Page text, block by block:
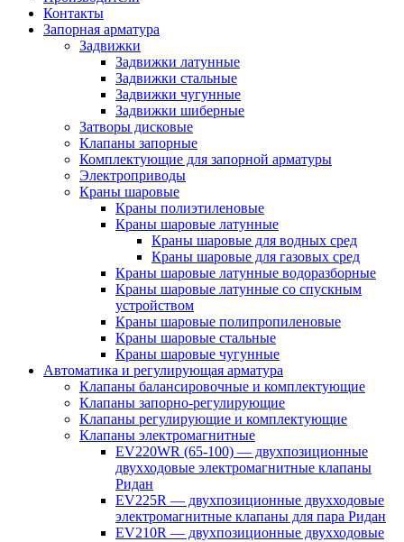
Контакты
Запорная арматура
Задвижки
Задвижки латунные
Задвижки стальные
Задвижки чугунные
Задвижки шиберные
Затворы дисковые
Клапаны запорные
Комплектующие для запорной арматуры
Электроприводы
Краны шаровые
Краны полиэтиленовые
Краны шаровые латунные
Краны шаровые для водных сред
Краны шаровые для газовых сред
Краны шаровые латунные водоразборные
Краны шаровые латунные со спускным
устройством
Краны шаровые полипропиленовые
Краны шаровые стальные
Краны шаровые чугунные
Автоматика и регулирующая арматура
Клапаны балансировочные и комплектующие
Клапаны запорно-регулирующие
Клапаны регулирующие и комплектующие
Клапаны электромагнитные
EV220WR (65-100) — двухпозиционные
двухходовые электромагнитные клапаны
Ридан
EV225R — двухпозиционные двухходовые
электромагнитные клапаны для пара Ридан
EV210R — двухпозиционные двухходовые